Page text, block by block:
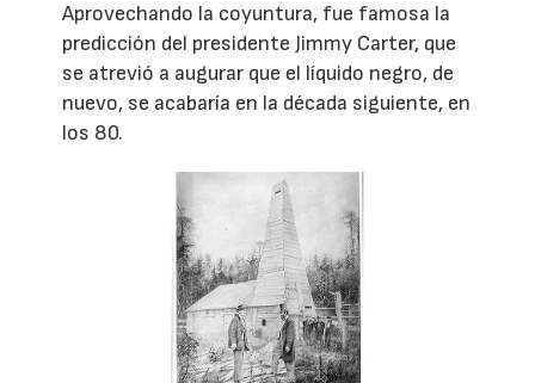
Aprovechando la coyuntura, fue famosa la
predicción del presidente Jimmy Carter, que
se atrevió a augurar que el líquido negro, de
nuevo, se acabaría en la década siguiente, en
los 80.